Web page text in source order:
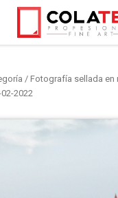
/ Fotografía sellada en
2022